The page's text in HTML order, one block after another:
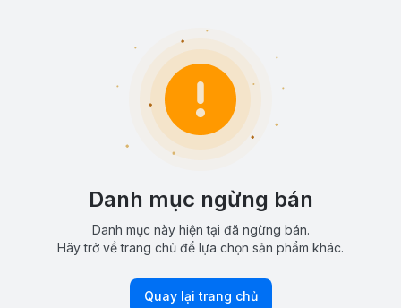
Danh mục ngừng bán
Danh mục này hiện tại đã ngừng bán.
Hãy trở về trang chủ để lựa chọn sản phẩm khác.
Quay lại trang chủ